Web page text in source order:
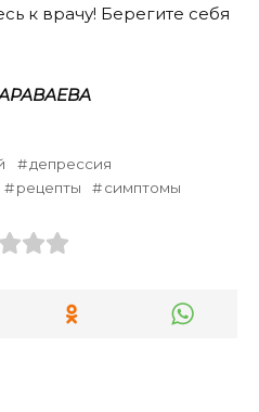
к врачу! Берегите себя
депрессия
рецепты симптомы